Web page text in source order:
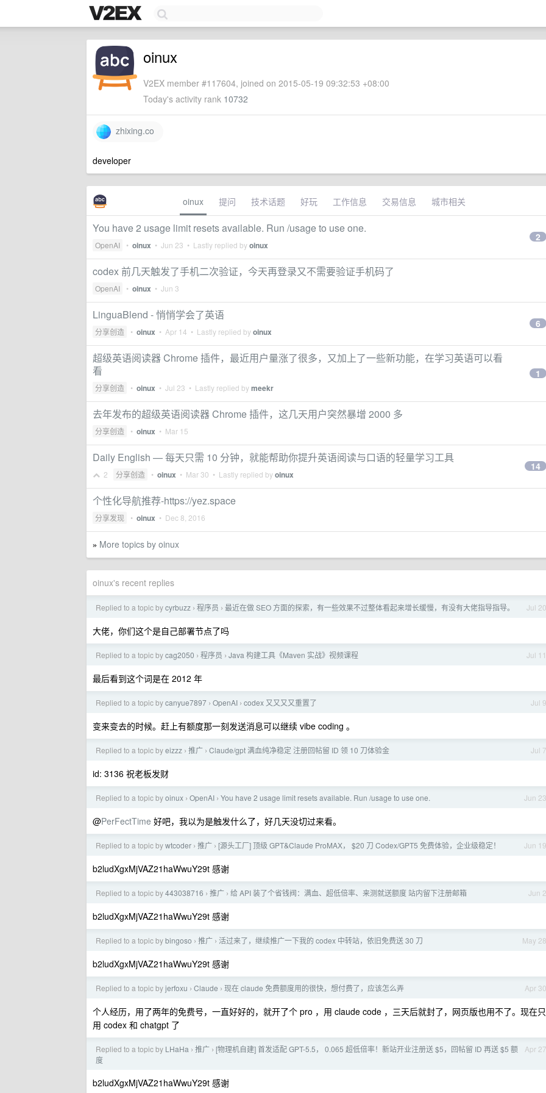
oinux
V2EX member #117604, joined on 2015-05-19 09:32:53 +08:00
Today's activity rank 10732
zhixing.co
developer
oinux 提问 技术话题 好玩 工作信息 交易信息 城市相关
You have 2 usage limit resets available. Run /usage to use one.
OpenAI • oinux • Jun 23 • Lastly replied byoinux
2
codex 前几天触发了手机二次验证，今天再登录又不需要验证手机码了
OpenAI • oinux • Jun 3
LinguaBlend - 悄悄学会了英语
分享创造 • oinux • Apr 14 • Lastly replied byoinux
6
超级英语阅读器 Chrome 插件，最近用户量涨了很多，又加上了一些新功能，在学习英语可以看
看
分享创造 • oinux • Jul 23 • Lastly replied bymeekr
1
去年发布的超级英语阅读器 Chrome 插件，这几天用户突然暴增 2000 多
分享创造 • oinux • Mar 15
Daily English — 每天只需 10 分钟，就能帮助你提升英语阅读与口语的轻量学习工具
2 分享创造 • oinux • Mar 30 • Lastly replied byoinux
14
个性化导航推荐-https://yez.space
分享发现 • oinux • Dec 8, 2016
» More topics by oinux
oinux's recent replies
Jul 20
Replied to a topic bycyrbuzz › 程序员 › 最近在做 SEO 方面的探索，有一些效果不过整体看起来增长缓慢，有没有大佬指导指导。
大佬，你们这个是自己部署节点了吗
Jul 11
Replied to a topic bycag2050 › 程序员 › Java 构建工具《Maven 实战》视频课程
最后看到这个词是在 2012 年
Jul 9
Replied to a topic bycanyue7897 › OpenAI › codex 又又又又重置了
变来变去的时候。赶上有额度那一刻发送消息可以继续 vibe coding 。
Jul 7
Replied to a topic byeizzz › 推广 › Claude/gpt 满血纯净稳定 注册回帖留 ID 领 10 刀体验金
id: 3136 祝老板发财
Jun 23
Replied to a topic byoinux › OpenAI › You have 2 usage limit resets available. Run /usage to use one.
@PerFectTime 好吧，我以为是触发什么了，好几天没切过来看。
Jun 19
Replied to a topic bywtcoder › 推广 › [源头工厂] 顶级 GPT&Claude ProMAX， $20 刀 Codex/GPT5 免费体验，企业级稳定！
b2ludXgxMjVAZ21haWwuY29t 感谢
Jun 2
Replied to a topic by443038716 › 推广 › 给 API 装了个省钱阀：满血、超低倍率、来测就送额度 站内留下注册邮箱
b2ludXgxMjVAZ21haWwuY29t 感谢
May 28
Replied to a topic bybingoso › 推广 › 活过来了，继续推广一下我的 codex 中转站，依旧免费送 30 刀
b2ludXgxMjVAZ21haWwuY29t 感谢
Apr 30
Replied to a topic byjerfoxu › Claude › 现在 claude 免费额度用的很快，想付费了，应该怎么弄
个人经历，用了两年的免费号，一直好好的，就开了个 pro ，用 claude code ，三天后就封了，网页版也用不了。现在只
用 codex 和 chatgpt 了
Apr 27
Replied to a topic by LHaHa › 推广 › [物理机自建] 首发适配 GPT-5.5， 0.065 超低倍率！新站开业注册送 $5，回帖留 ID 再送 $5 额
度
b2ludXgxMjVAZ21haWwuY29t 感谢